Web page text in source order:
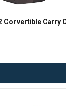
Convertible Carry